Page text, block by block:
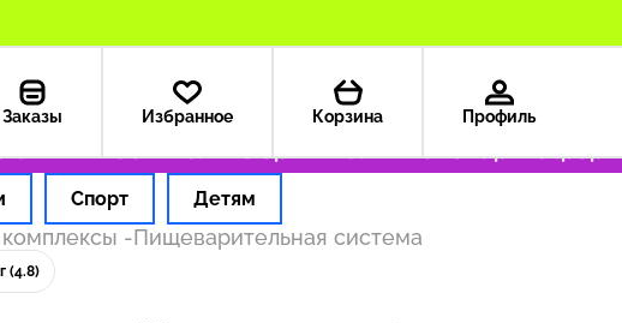
Заказы Избранное Корзина Профиль
— 199 ₽ Только оригинальные товары
Спорт Детям
-Пищеварительная система
(4.8)